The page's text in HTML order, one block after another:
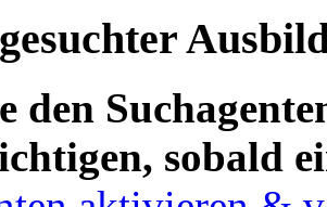
den
sobald